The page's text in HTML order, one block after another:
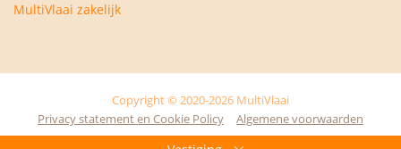
MultiVlaai zakelijk
Copyright © 2020-2026 MultiVlaai
Privacy statement en Cookie Policy
Algemene voorwaarden